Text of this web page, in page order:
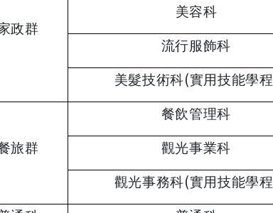
政群
美容科
流行服飾科
美髮技術科(實用技能學程
旅群
餐飲管理科
觀光事業科
觀光事務科(實用技能學程